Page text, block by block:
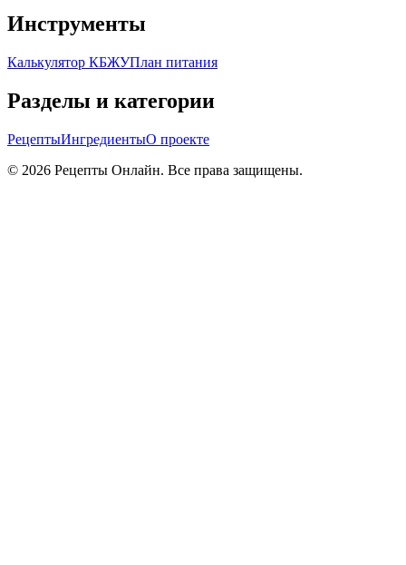
Инструменты
Калькулятор КБЖУПлан питания
Разделы и категории
РецептыИнгредиентыО проекте
© 2026 Рецепты Онлайн. Все права защищены.